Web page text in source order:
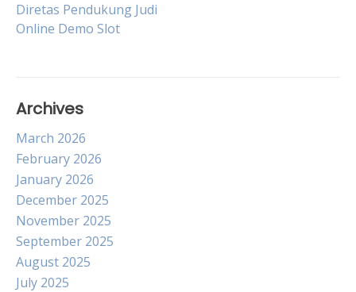
navigation
Diretas Pendukung Judi
Online Demo Slot
Archives
March 2026
February 2026
January 2026
December 2025
November 2025
September 2025
August 2025
July 2025